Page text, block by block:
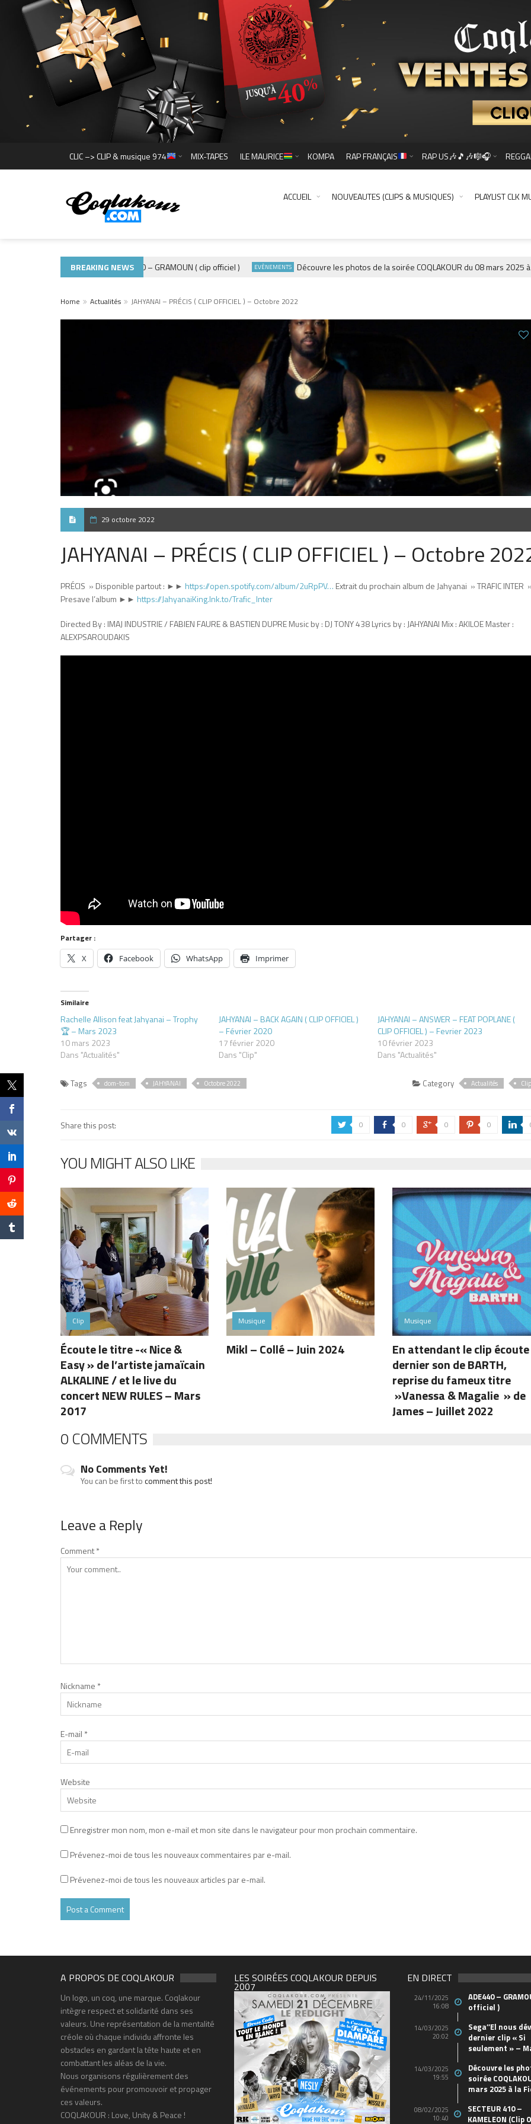
CLIC –> CLIP & musique 974 MIX-TAPES ILE MAURICE KOMPA RAP FRANÇAIS RAP US🎶🎵🎶🎼🎧
ACCUEIL NOUVEAUTES (CLIPS & MUSIQUES) PLAYLIST CLK
BREAKING NEWS
ACTUALITÉS ADE440 – GRAMOUN ( clip officiel ) EVÈNEMENTS Découvre les photos de la soirée COQLAKOUR du 08 mars 2025 à la
Home Actualités JAHYANAI – PRÉCIS ( CLIP OFFICIEL ) – Octobre 2022
29 octobre 2022
JAHYANAI – PRÉCIS ( CLIP OFFICIEL ) – Octobre
PRÉCIS » Disponible partout : ►► https://open.spotify.com/album/2uRpPV… Extrait du prochain album de Jahyanai » TRAFIC INTER
Presave l’album ►► https://JahyanaiKing.lnk.to/Trafic_Inter
Directed By : IMAJ INDUSTRIE / FABIEN FAURE & BASTIEN DUPRE Music by : DJ TONY 438 Lyrics by : JAHYANAI Mix : AKILOE Master :
ALEXPSAROUDAKIS
Partager :
X Facebook WhatsApp Imprimer
Similaire
Rachelle Allison feat Jahyanai – Trophy
🏆 – Mars 2023
10 mars 2023
Dans "Actualités"
JAHYANAI – BACK AGAIN ( CLIP OFFICIEL )
– Février 2020
17 février 2020
Dans "Clip"
JAHYANAI – ANSWER – FEAT POPLANE (
CLIP OFFICIEL ) – Fevrier 2023
10 février 2023
Dans "Actualités"
Tags dom-tom JAHYANAI Octobre 2022 Category Actualités
Share this post: a 0 b 0 c 0 d 0 j
YOU MIGHT ALSO LIKE
Clip
Écoute le titre -« Nice &
Easy » de l’artiste jamaïcain
ALKALINE / et le live du
concert NEW RULES – Mars
2017
Musique
Mikl – Collé – Juin 2024
Musique
En attendant le clip
dernier son de BARTH,
reprise du fameux titre
»Vanessa & Magalie » de
James – Juillet 2022
0 COMMENTS
No Comments Yet!
You can be first tocomment this post!
Leave a Reply
Comment*
Nickname *
E-mail *
Website
Enregistrer mon nom, mon e-mail et mon site dans le navigateur pour mon prochain commentaire.
Prévenez-moi de tous les nouveaux commentaires par e-mail.
Prévenez-moi de tous les nouveaux articles par e-mail.
A PROPOS DE COQLAKOUR
Un logo, un coq, une marque. Coqlakour
intègre respect et solidarité dans ses
valeurs. Une représentation de la mentalité
créole où chaque individu affronte les
obstacles en gardant la tête haute et en
combattant les aléas de la vie.
Nous organisons régulièrement des
événements pour promouvoir et propager
ces valeurs.
COQLAKOUR : Love, Unity & Peace !
LES SOIRÉES COQLAKOUR DEPUIS
2007
EN DIRECT
24/11/2025
16:08
ADE440 –
officiel )
14/03/2025
20:02
Sega’’El nous
dernier clip « Si
seulement » –
14/03/2025
19:55
Découvre les
soirée
mars 2025 à la
08/02/2025
10:40
SECTEUR 410 –
KAMELEON